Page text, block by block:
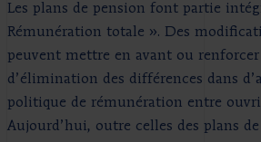
Les plans de pension font partie
Rémunération totale ». Des
peuvent mettre en avant ou renforcer
d’élimination des différences dans
politique de rémunération entre
Aujourd’hui, outre celles des plans